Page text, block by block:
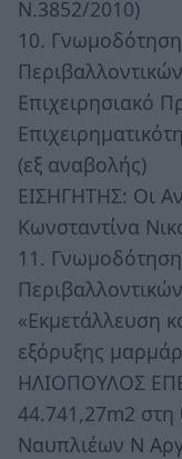
Ν.3852/2010)
10. Γνωμοδότηση
Επιχειρησιακό
(εξ αναβολής)
ΕΙΣΗΓΗΤΗΣ: Οι
Κωνσταντίνα
11.
«Εκμετάλλευση
εξόρυξης
ΗΛΙΟΠΟΥΛΟΣ ΕΠΕ
44.741,27m2
Ναυπλιέων Ν